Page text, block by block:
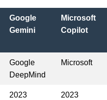
Google
Gemini
Microsoft
Copilot
Google
DeepMind
Microsoft
2023
2023